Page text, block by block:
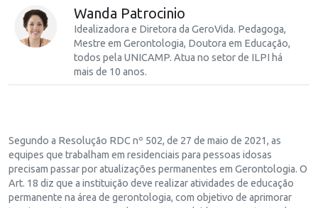
Wanda Patrocinio
Idealizadora e Diretora da GeroVida. Pedagoga,
Mestre em Gerontologia, Doutora em Educação,
todos pela UNICAMP. Atua no setor de ILPI há
mais de 10 anos.
Segundo a Resolução RDC nº 502, de 27 de maio de 2021, as
equipes que trabalham em residenciais para pessoas idosas
precisam passar por atualizações permanentes em Gerontologia. O
Art. 18 diz que a instituição deve realizar atividades de educação
permanente na área de gerontologia, com objetivo de aprimorar